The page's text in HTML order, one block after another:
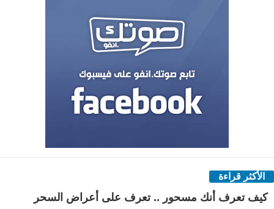
الأكثر قراءة
كيف تعرف أنك مسحور .. تعرف على أعراض السحر